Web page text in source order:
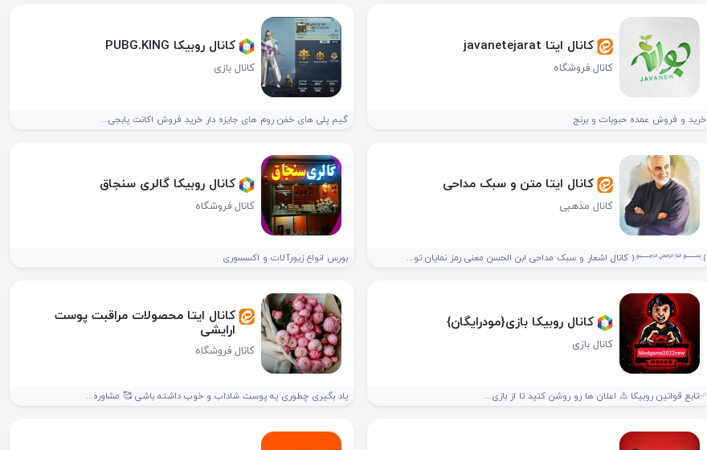
کانال ایتا javanetejarat
کانال فروشگاه
خرید و فروش عمده حبوبات و برنج
کانال روبیکا PUBG.KING
کانال بازی
گیم پلی های خفن روم های جایزه دار خرید فروش اکانت پابجی...
کانال ایتا متن و سبک مداحی
کانال مذهبی
﴾.﷽.﴿ کانال اشعار و سبک مداحی ابن الحسن معنی رمز نمایان تو...
کانال روبیکا گالری سنجاق
کانال فروشگاه
بورس انواع زیورآلات و اکسسوری
کانال روبیکا ️بازی{مودرایگان}️
کانال بازی
✅تابع قوانین روبیکا ⚠️ اعلان ها رو روشن کنید تا از بازی...
کانال ایتا محصولات مراقبت پوست
ارایشی
کانال فروشگاه
یاد بگیری چطوری یه پوست شاداب و خوب داشته باشی 🥰 مشاوره...